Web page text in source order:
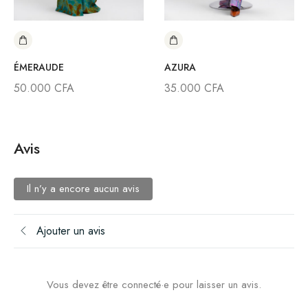
ÉMERAUDE
50.000 CFA
AZURA
35.000 CFA
Avis
Il n’y a encore aucun avis
Ajouter un avis
Vous devez être connecté·e pour laisser un avis.